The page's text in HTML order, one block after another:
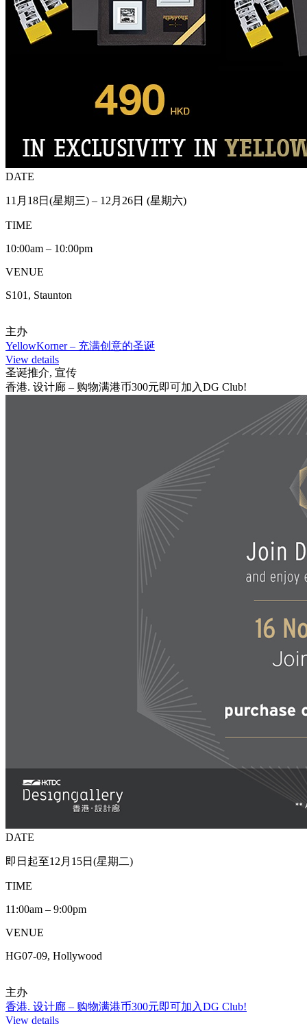
DATE
11月18日(星期三) – 12月26日 (星期六)
TIME
10:00am – 10:00pm
VENUE
S101, Staunton
主办
YellowKorner – 充满创意的圣诞
View details
圣诞推介, 宣传
香港. 设计廊 – 购物满港币300元即可加入DG Club!
DATE
即日起至12月15日(星期二)
TIME
11:00am – 9:00pm
VENUE
HG07-09, Hollywood
主办
香港. 设计廊 – 购物满港币300元即可加入DG Club!
View details